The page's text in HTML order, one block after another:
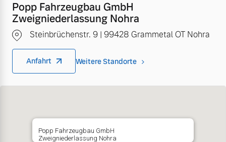
Popp Fahrzeugbau GmbH
Zweigniederlassung Nohra
Steinbrüchenstr. 9 | 99428 Grammetal OT Nohra
Anfahrt Weitere Standorte
Popp Fahrzeugbau GmbH
Zweigniederlassung Nohra